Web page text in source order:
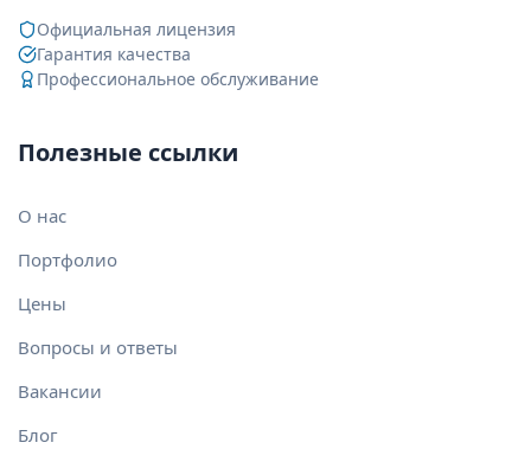
Официальная лицензия
Гарантия качества
Профессиональное обслуживание
Полезные ссылки
О нас
Портфолио
Цены
Вопросы и ответы
Вакансии
Блог